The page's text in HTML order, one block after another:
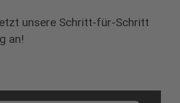
unsere Schritt-für-Schritt
an!